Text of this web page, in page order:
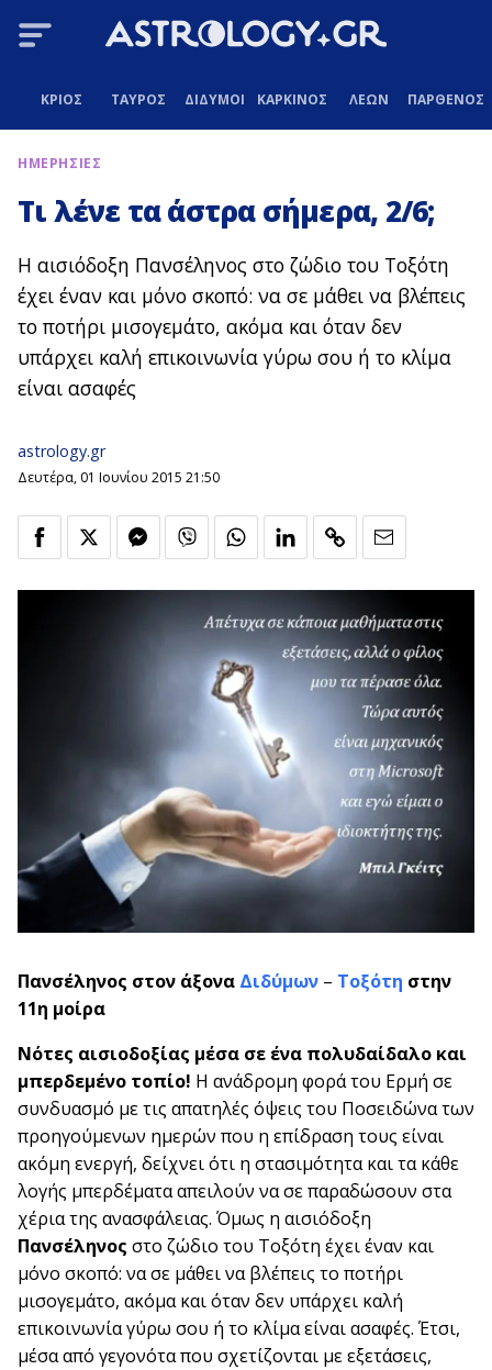
ΚΡΙΟΣ ΤΑΥΡΟΣ ΔΙΔΥΜΟΙ ΚΑΡΚΙΝΟΣ ΛΕΩΝ ΠΑΡΘΕΝΟΣ
ΗΜΕΡΗΣΙΕΣ
Τι λένε τα άστρα σήμερα, 2/6;
Η αισιόδοξη Πανσέληνος στο ζώδιο του Τοξότη
έχει έναν και μόνο σκοπό: να σε μάθει να βλέπεις
το ποτήρι μισογεμάτο, ακόμα και όταν δεν
υπάρχει καλή επικοινωνία γύρω σου ή το κλίμα
είναι ασαφές
astrology.gr
Δευτέρα, 01 Ιουνίου 2015 21:50
Πανσέληνος στον άξονα Διδύμων – Τοξότη στην
11η μοίρα
Νότες αισιοδοξίας μέσα σε ένα πολυδαίδαλο και
μπερδεμένο τοπίο! Η ανάδρομη φορά του Ερμή σε
συνδυασμό με τις απατηλές όψεις του Ποσειδώνα των
προηγούμενων ημερών που η επίδραση τους είναι
ακόμη ενεργή, δείχνει ότι η στασιμότητα και τα κάθε
λογής μπερδέματα απειλούν να σε παραδώσουν στα
χέρια της ανασφάλειας. Όμως η αισιόδοξη
Πανσέληνος στο ζώδιο του Τοξότη έχει έναν και
μόνο σκοπό: να σε μάθει να βλέπεις το ποτήρι
μισογεμάτο, ακόμα και όταν δεν υπάρχει καλή
επικοινωνία γύρω σου ή το κλίμα είναι ασαφές. Έτσι,
μέσα από γεγονότα που σχετίζονται με εξετάσεις,